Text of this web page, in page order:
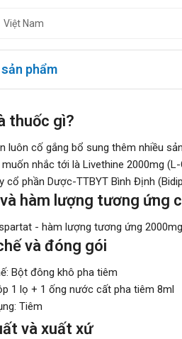
Việt Nam
phẩm
thuốc gì?
luôn cố gắng bổ sung thêm nhiều
nhắc tới là Livethine 2000mg
cổ phần Dược-TTBYT Bình Định
hàm lượng tương ứng
- hàm lượng tương ứng 2000mg
và đóng gói
Bột đông khô pha tiêm
1 lọ + 1 ống nước cất pha tiêm 8ml
Tiêm
và xuất xứ